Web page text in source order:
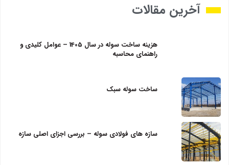
آخرین مقالات
هزینه ساخت سوله در سال 1405 – عوامل کلیدی و
راهنمای محاسبه
ساخت سوله سبک
سازه‌ های فولادی سوله – بررسی اجزای اصلی سازه